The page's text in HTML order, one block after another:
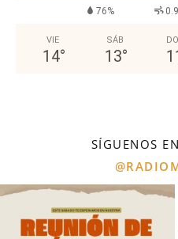
76%
VIE
14°
SÁB
13°
SÍGUENOS